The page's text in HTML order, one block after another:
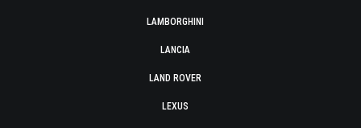
LAMBORGHINI
LANCIA
LAND ROVER
LEXUS